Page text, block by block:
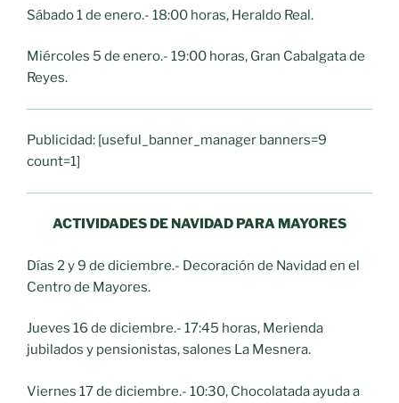
Sábado 1 de enero.- 18:00 horas, Heraldo Real.
Miércoles 5 de enero.- 19:00 horas, Gran Cabalgata de
Reyes.
Publicidad: [useful_banner_manager banners=9
count=1]
ACTIVIDADES DE NAVIDAD PARA MAYORES
Días 2 y 9 de diciembre.- Decoración de Navidad en el
Centro de Mayores.
Jueves 16 de diciembre.- 17:45 horas, Merienda
jubilados y pensionistas, salones La Mesnera.
Viernes 17 de diciembre.- 10:30, Chocolatada ayuda a